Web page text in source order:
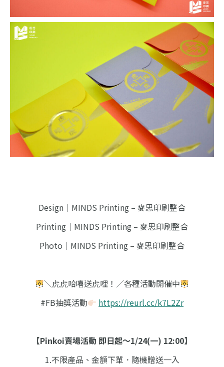
Design｜MINDS Printing – 麥思印刷整合
Printing｜MINDS Printing – 麥思印刷整合
Photo｜MINDS Printing – 麥思印刷整合
＼虎虎哈嘻送虎哩！／各種活動開催中
#FB抽獎活動
https://reurl.cc/k7L2Zr
【Pinkoi賣場活動 即日起～1/24(一) 12:00】
1.不限產品、金額下單．隨機贈送一入